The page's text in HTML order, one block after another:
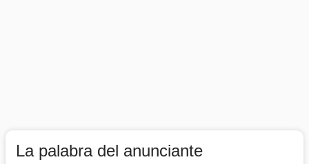
La palabra del anunciante